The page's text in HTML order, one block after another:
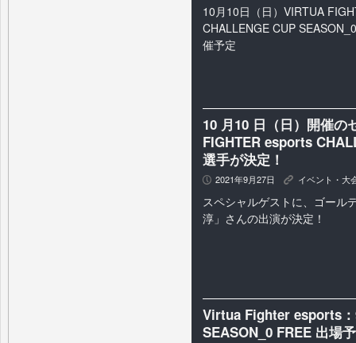
10月10日（日）VIRTUA
CHALLENGE CUP
催予定
10 月10 日（日）開催
FIGHTER esports
選手が決定！
P 2021年9月27日 K イベント・大
スペシャルゲストに、ゴール
淳」さんの出演が決定！
Virtua Fighter esports：
SEASON_0 FREE 出場